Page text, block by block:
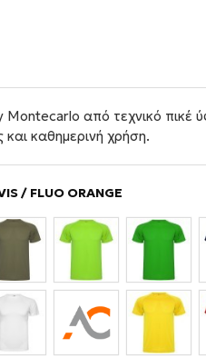
Montecarlo από τεχνικό πικέ
καθημερινή χρήση.
/ FLUO ORANGE